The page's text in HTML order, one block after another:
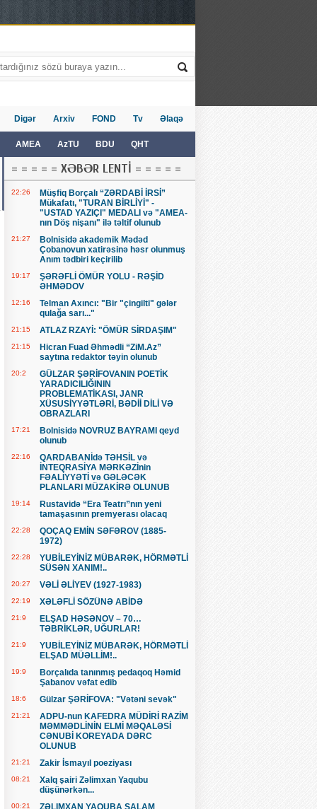
AMEA AzTU BDU QHT
Digər Arxiv FOND Tv Əlaqə
= = = = = XƏBƏR LENTİ = = = = =
22:26
Müşfiq Borçalı “ZƏRDABİ İRSİ”
Mükafatı, "TURAN BİRLİYİ" -
"USTAD YAZIÇI" MEDALI və "AMEA-
nın Döş nişanı" ilə təltif olunub
21:27
Bolnisidə akademik Mədəd
Çobanovun xatirəsinə həsr olunmuş
Anım tədbiri keçirilib
19:17
ŞƏRƏFLİ ÖMÜR YOLU - RƏŞİD
ƏHMƏDOV
12:16
Telman Axıncı: "Bir "çingilti" gələr
qulağa sarı..."
21:15 ATLAZ RZAYİ: "ÖMÜR SİRDAŞIM"
21:15
Hicran Fuad Əhmədli “ZiM.Az”
saytına redaktor təyin olunub
20:2
GÜLZAR ŞƏRİFOVANIN POETİK
YARADICILIĞININ
PROBLEMATİKASI, JANR
XÜSUSİYYƏTLƏRİ, BƏDİİ DİLİ VƏ
OBRAZLARI
17:21
Bolnisidə NOVRUZ BAYRAMI qeyd
olunub
22:16
QARDABANİdə TƏHSİL və
İNTEQRASİYA MƏRKƏZİnin
FƏALİYYƏTİ və GƏLƏCƏK
PLANLARI MÜZAKİRƏ OLUNUB
19:14
Rustavidə “Era Teatrı”nın yeni
tamaşasının premyerası olacaq
22:28
QOÇAQ EMİN SƏFƏROV (1885-
1972)
22:28
YUBİLEYİNİZ MÜBARƏK, HÖRMƏTLİ
SÜSƏN XANIM!..
20:27 VƏLİ ƏLİYEV (1927-1983)
22:19 XƏLƏFLİ SÖZÜNƏ ABİDƏ
21:9
ELŞAD HƏSƏNOV – 70…
TƏBRİKLƏR, UĞURLAR!
21:9
YUBİLEYİNİZ MÜBARƏK, HÖRMƏTLİ
ELŞAD MÜƏLLİM!..
19:9
Borçalıda tanınmış pedaqoq Həmid
Şabanov vəfat edib
18:6 Gülzar ŞƏRİFOVA: "Vətəni sevək"
21:21
ADPU-nun KAFEDRA MÜDİRİ RAZİM
MƏMMƏDLİNİN ELMİ MƏQALƏSİ
CƏNUBİ KOREYADA DƏRC
OLUNUB
21:21 Zakir İsmayıl poeziyası
08:21
Xalq şairi Zəlimxan Yaqubu
düşünərkən...
00:21
ZƏLIMXAN YAQUBA SALAM